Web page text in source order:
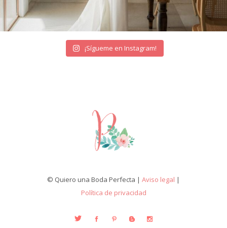
¡Sígueme en Instagram!
© Quiero una Boda Perfecta | Aviso legal |
Política de privacidad